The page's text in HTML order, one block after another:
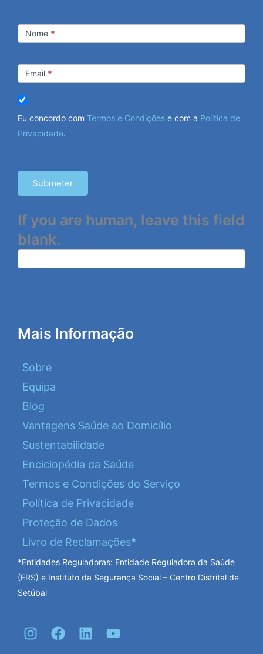
Nome *
Email *
Eu concordo com Termos e Condições e com a Política de
Privacidade.
Submeter
If you are human, leave this field
blank.
Mais Informação
Sobre
Equipa
Blog
Vantagens Saúde ao Domicílio
Sustentabilidade
Enciclopédia da Saúde
Termos e Condições do Serviço
Política de Privacidade
Proteção de Dados
Livro de Reclamações*
*Entidades Reguladoras: Entidade Reguladora da Saúde
(ERS) e Instituto da Segurança Social – Centro Distrital de
Setúbal
I
n
F
a
L
i
o